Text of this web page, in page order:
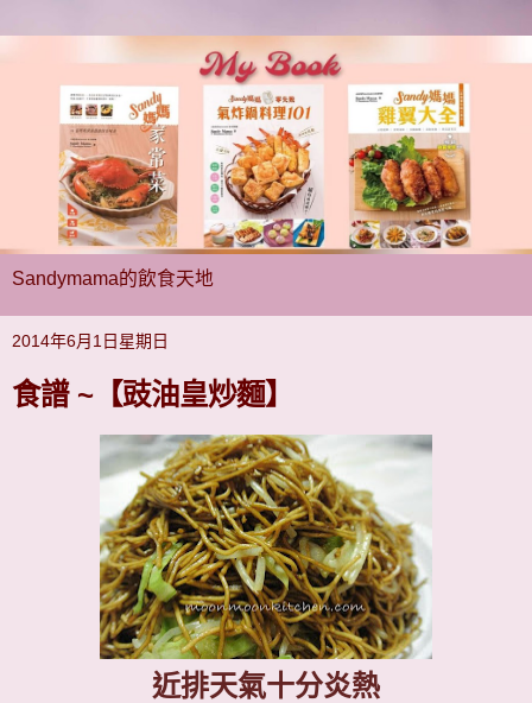
Sandymama的飲食天地
2014年6月1日星期日
食譜 ~【豉油皇炒麵】
近排天氣十分炎熱